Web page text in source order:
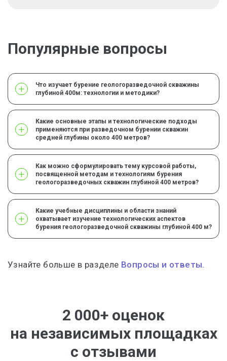
Популярные вопросы
Что изучает бурение геологоразведочной скважины
глубиной 400м: технологии и методики?
Какие основные этапы и технологические подходы
применяются при разведочном бурении скважин
средней глубины около 400 метров?
Как можно сформулировать тему курсовой работы,
посвященной методам и технологиям бурения
геологоразведочных скважин глубиной 400 метров?
Какие учебные дисциплины и области знаний
охватывает изучение технологических аспектов
бурения геологоразведочной скважины глубиной 400 м?
Узнайте больше в разделе Вопросы и ответы.
2 000+ оценок
на независимых площадках
с отзывами